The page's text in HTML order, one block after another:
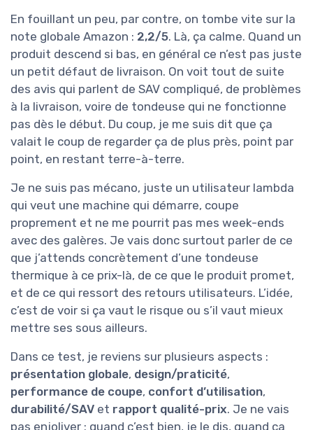
En fouillant un peu, par contre, on tombe vite sur la
note globale Amazon : 2,2/5. Là, ça calme. Quand un
produit descend si bas, en général ce n’est pas juste
un petit défaut de livraison. On voit tout de suite
des avis qui parlent de SAV compliqué, de problèmes
à la livraison, voire de tondeuse qui ne fonctionne
pas dès le début. Du coup, je me suis dit que ça
valait le coup de regarder ça de plus près, point par
point, en restant terre-à-terre.
Je ne suis pas mécano, juste un utilisateur lambda
qui veut une machine qui démarre, coupe
proprement et ne me pourrit pas mes week-ends
avec des galères. Je vais donc surtout parler de ce
que j’attends concrètement d’une tondeuse
thermique à ce prix-là, de ce que le produit promet,
et de ce qui ressort des retours utilisateurs. L’idée,
c’est de voir si ça vaut le risque ou s’il vaut mieux
mettre ses sous ailleurs.
Dans ce test, je reviens sur plusieurs aspects :
présentation globale, design/praticité,
performance de coupe, confort d’utilisation,
durabilité/SAV et rapport qualité-prix. Je ne vais
pas enjoliver : quand c’est bien, je le dis, quand ça